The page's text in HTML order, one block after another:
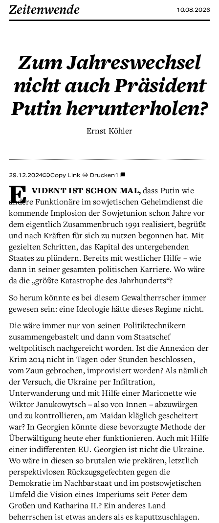
Zeitenwende 10.08.2026
Zum Jahreswechsel
nicht auch Präsident
Putin herunterholen?
Ernst Köhler
29.12.2024 Copy Link Drucken1
E VIDENT IST SCHON MAL,dass Putin wie
andere Funktionäre im sowjetischen Geheimdienst die
kommende Implosion der Sowjetunion schon Jahre vor
dem eigentlich Zusammenbruch 1991 realisiert, begrüßt
und nach Kräften für sich zu nutzen begonnen hat. Mit
gezielten Schritten, das Kapital des untergehenden
Staates zu plündern. Bereits mit westlicher Hilfe – wie
dann in seiner gesamten politischen Karriere. Wo wäre
da die „größte Katastrophe des Jahrhunderts“?
So herum könnte es bei diesem Gewaltherrscher immer
gewesen sein: eine Ideologie hätte dieses Regime nicht.
Die wäre immer nur von seinen Politiktechnikern
zusammengebastelt und dann vom Staatschef
weltpolitisch nachgereicht worden. Ist die Annexion der
Krim 2014 nicht in Tagen oder Stunden beschlossen,
vom Zaun gebrochen, improvisiert worden? Als nämlich
der Versuch, die Ukraine per Infiltration,
Unterwanderung und mit Hilfe einer Marionette wie
Wiktor Janukowytsch – also von Innen – abzuwürgen
und zu kontrollieren, am Maidan kläglich gescheitert
war? In Georgien könnte diese bevorzugte Methode der
Überwältigung heute eher funktionieren. Auch mit Hilfe
einer indifferenten EU. Georgien ist nicht die Ukraine.
Wo wäre in diesen so brutalen wie prekären, letztlich
perspektivlosen Rückzugsgefechten gegen die
Demokratie im Nachbarstaat und im postsowjetischen
Umfeld die Vision eines Imperiums seit Peter dem
Großen und Katharina II.? Ein anderes Land
beherrschen ist etwas anders als es kaputtzuschlagen.